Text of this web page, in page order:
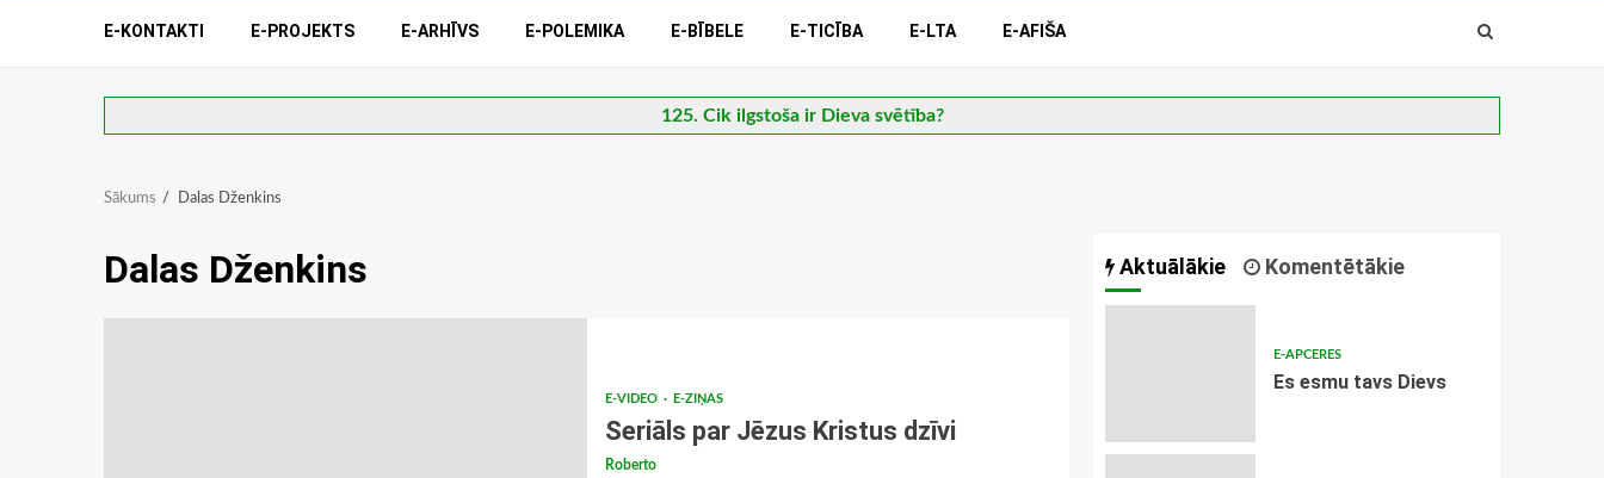
E-KONTAKTI E-PROJEKTS E-ARHĪVS E-POLEMIKA E-BĪBELE E-TICĪBA E-LTA E-AFIŠA
125. Cik ilgstoša ir Dieva svētība?
Sākums Dalas Dženkins
Dalas Dženkins
E-VIDEO E-ZIŅAS
Seriāls par Jēzus Kristus dzīvi
Roberto
Aktuālākie Komentētākie
E-APCERES
Es esmu tavs Dievs